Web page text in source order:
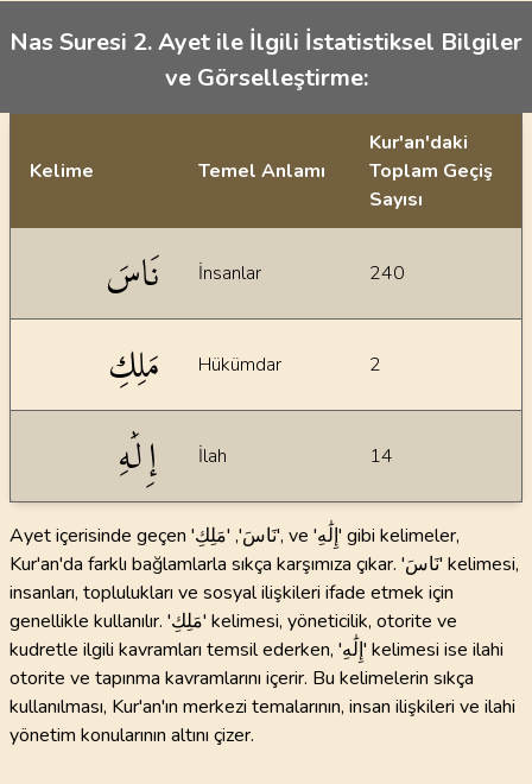
Nas Suresi 2. Ayet ile İlgili İstatistiksel Bilgiler
ve Görselleştirme:
Kelime Temel Anlamı
Kur'an'daki
Toplam Geçiş
Sayısı
نَاسَ İnsanlar 240
مَلِكِ Hükümdar 2
إِلَٰهِ İlah 14
Ayet içerisinde geçen 'نَاسَ', 'مَلِكِ', ve 'إِلَٰهِ' gibi kelimeler,
Kur'an'da farklı bağlamlarla sıkça karşımıza çıkar. 'نَاسَ' kelimesi,
insanları, toplulukları ve sosyal ilişkileri ifade etmek için
genellikle kullanılır. 'مَلِكِ' kelimesi, yöneticilik, otorite ve
kudretle ilgili kavramları temsil ederken, 'إِلَٰهِ' kelimesi ise ilahi
otorite ve tapınma kavramlarını içerir. Bu kelimelerin sıkça
kullanılması, Kur'an'ın merkezi temalarının, insan ilişkileri ve ilahi
yönetim konularının altını çizer.